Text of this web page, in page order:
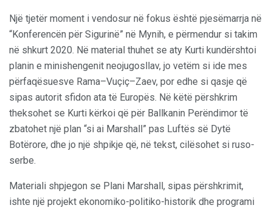
Një tjetër moment i vendosur në fokus është pjesëmarrja në
“Konferencën për Sigurinë” në Mynih, e përmendur si takim
në shkurt 2020. Në material thuhet se aty Kurti kundërshtoi
planin e minishengenit neojugosllav, jo vetëm si ide mes
përfaqësuesve Rama–Vuçiç–Zaev, por edhe si qasje që
sipas autorit sfidon ata të Europës. Në këtë përshkrim
theksohet se Kurti kërkoi që për Ballkanin Perëndimor të
zbatohet një plan “si ai Marshall” pas Luftës së Dytë
Botërore, dhe jo një shpikje që, në tekst, cilësohet si ruso-
serbe.
Materiali shpjegon se Plani Marshall, sipas përshkrimit,
ishte një projekt ekonomiko-politiko-historik dhe programi